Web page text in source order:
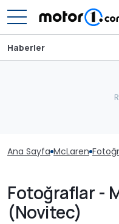
Haberler
Ana Sayfa McLaren
Fotoğraflar -
(Novitec)